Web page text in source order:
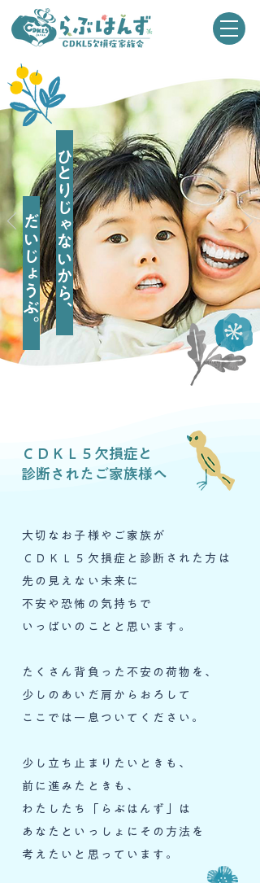
だいじょうぶ。ひとりじゃないから、
ＣＤＫＬ５欠損症と
診断されたご家族様へ
大切なお子様やご家族が
ＣＤＫＬ５欠損症と診断された方は
先の見えない未来に
不安や恐怖の気持ちで
いっぱいのことと思います。
たくさん背負った不安の荷物を、
少しのあいだ肩からおろして
ここでは一息ついてください。
少し立ち止まりたいときも、
前に進みたときも、
わたしたち「らぶはんず」は
あなたといっしょにその方法を
​考えたいと思っています。